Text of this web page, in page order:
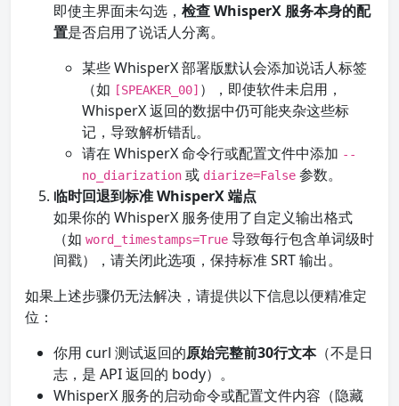
即使主界面未勾选， 检查 WhisperX 服务本身的配
置是否启用了说话人分离。
某些 WhisperX 部署版默认会添加说话人标签
（如 [SPEAKER_00] ），即使软件未启用，
WhisperX 返回的数据中仍可能夹杂这些标
记，导致解析错乱。
请在 WhisperX 命令行或配置文件中添加 --
no_diarization 或 diarize=False 参数。
临时回退到标准 WhisperX 端点
如果你的 WhisperX 服务使用了自定义输出格式
（如 word_timestamps=True 导致每行包含单词级时
间戳），请关闭此选项，保持标准 SRT 输出。
如果上述步骤仍无法解决，请提供以下信息以便精准定
位：
你用 curl 测试返回的原始完整前30行文本（不是日
志，是 API 返回的 body）。
WhisperX 服务的启动命令或配置文件内容（隐藏